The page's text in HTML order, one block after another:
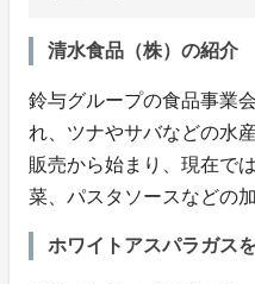
清水食品（株）の紹介
鈴与グループの食品事業
れ、ツナやサバなどの水
販売から始まり、現在で
菜、パスタソースなどの
ホワイトアスパラガス